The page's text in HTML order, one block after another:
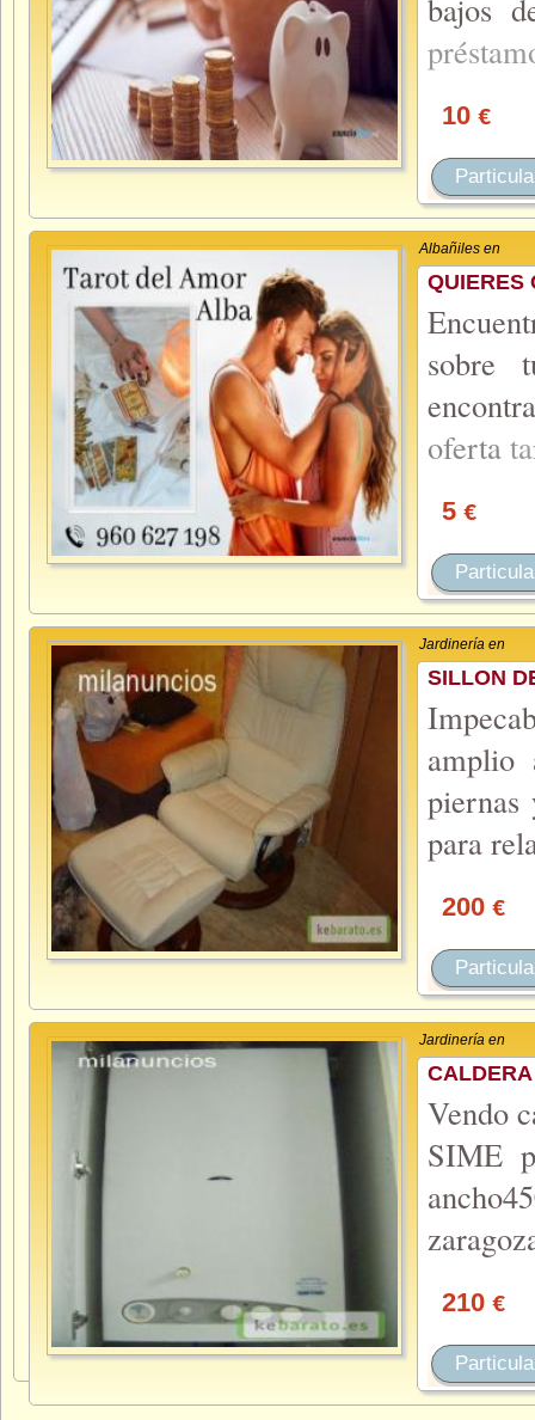
bajos
10 €
Albañiles en
QUIERES
sobre
oferta
5 €
Jardinería en
SILLON
amplio
piernas
para
200 €
Jardinería en
Vendo
SIME
210 €